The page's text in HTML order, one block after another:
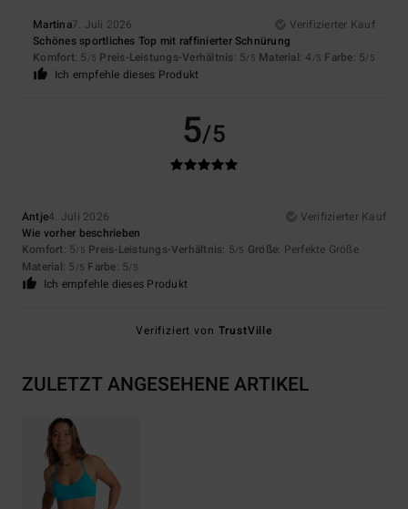
Martina7. Juli 2026
Verifizierter Kauf
Schönes sportliches Top mit raffinierter Schnürung
Komfort: 5 /5 Preis-Leistungs-Verhältnis: 5/5 Material: 4 /5 Farbe: 5/5
Ich empfehle dieses Produkt
5/5
Antje4. Juli 2026
Verifizierter Kauf
Wie vorher beschrieben
Komfort: 5/5 Preis-Leistungs-Verhältnis: 5/5 Größe: Perfekte Größe
Material: 5 /5 Farbe: 5/5
Ich empfehle dieses Produkt
Verifiziert von TrustVille
ZULETZT ANGESEHENE ARTIKEL